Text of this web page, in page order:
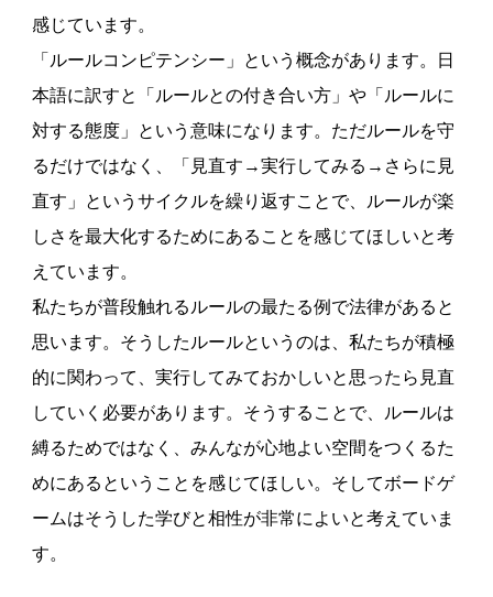
感じています。
「ルールコンピテンシー」という概念があります。日
本語に訳すと「ルールとの付き合い方」や「ルールに
対する態度」という意味になります。ただルールを守
るだけではなく、「見直す→実行してみる→さらに見
直す」というサイクルを繰り返すことで、ルールが楽
しさを最大化するためにあることを感じてほしいと考
えています。
私たちが普段触れるルールの最たる例で法律があると
思います。そうしたルールというのは、私たちが積極
的に関わって、実行してみておかしいと思ったら見直
していく必要があります。そうすることで、ルールは
縛るためではなく、みんなが心地よい空間をつくるた
めにあるということを感じてほしい。そしてボードゲ
ームはそうした学びと相性が非常によいと考えていま
す。